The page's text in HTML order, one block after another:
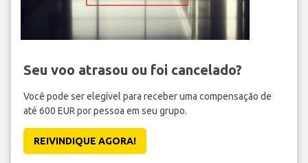
Seu voo atrasou ou foi cancelado?
Você pode ser elegível para receber uma compensação de
até 600 EUR por pessoa em seu grupo.
REIVINDIQUE AGORA!